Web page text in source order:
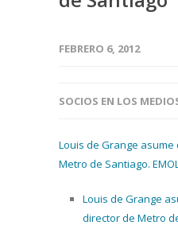
FEBRERO 6, 2012
SOCIOS EN LOS
Louis de Grange
Metro de Santiago.
Louis de Grange
director de Metro